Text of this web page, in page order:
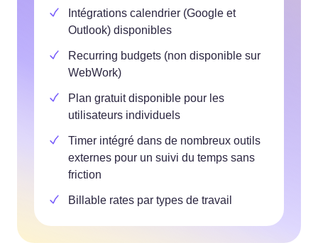
Intégrations calendrier (Google et
Outlook) disponibles
Recurring budgets (non disponible sur
WebWork)
Plan gratuit disponible pour les
utilisateurs individuels
Timer intégré dans de nombreux outils
externes pour un suivi du temps sans
friction
Billable rates par types de travail